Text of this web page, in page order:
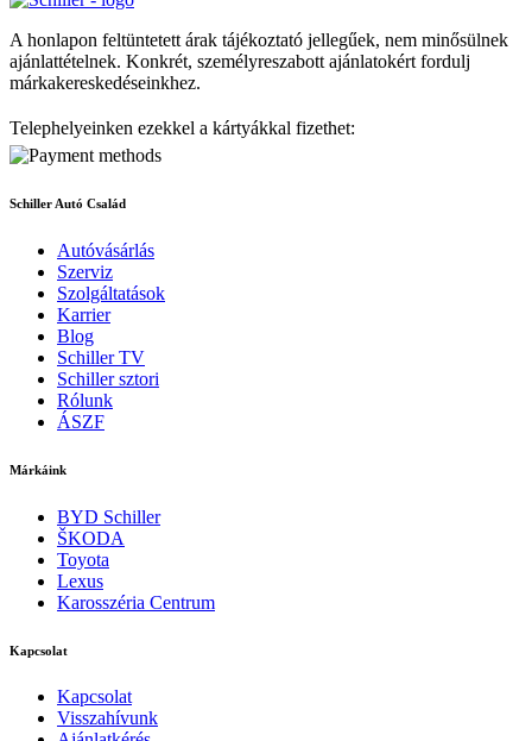
A honlapon feltüntetett árak tájékoztató jellegűek, nem minősülnek
ajánlattételnek. Konkrét, személyreszabott ajánlatokért fordulj
márkakereskedéseinkhez.
Telephelyeinken ezekkel a kártyákkal fizethet:
Schiller Autó Család
Autóvásárlás
Szerviz
Szolgáltatások
Karrier
Blog
Schiller TV
Schiller sztori
Rólunk
ÁSZF
Márkáink
BYD Schiller
ŠKODA
Toyota
Lexus
Karosszéria Centrum
Kapcsolat
Kapcsolat
Visszahívunk